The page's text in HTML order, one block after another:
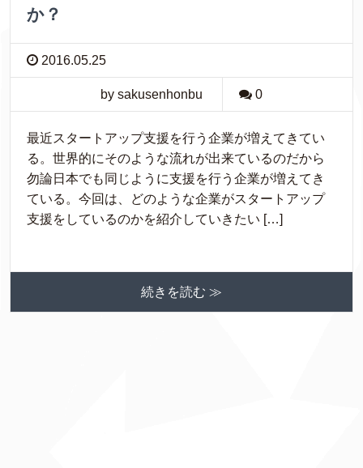
か？
2016.05.25
by sakusenhonbu 0
最近スタートアップ支援を行う企業が増えてきてい
る。世界的にそのような流れが出来ているのだから
勿論日本でも同じように支援を行う企業が増えてき
ている。今回は、どのような企業がスタートアップ
支援をしているのかを紹介していきたい […]
続きを読む ≫